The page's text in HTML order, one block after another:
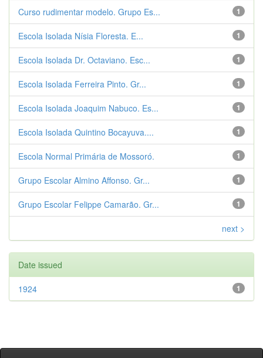
1
Curso rudimentar modelo. Grupo Es...
1
Escola Isolada Nísia Floresta. E...
1
Escola Isolada Dr. Octaviano. Esc...
1
Escola Isolada Ferreira Pinto. Gr...
1
Escola Isolada Joaquim Nabuco. Es...
1
Escola Isolada Quintino Bocayuva....
1
Escola Normal Primária de Mossoró.
1
Grupo Escolar Almino Affonso. Gr...
1
Grupo Escolar Felippe Camarão. Gr...
next >
Date issued
1
1924